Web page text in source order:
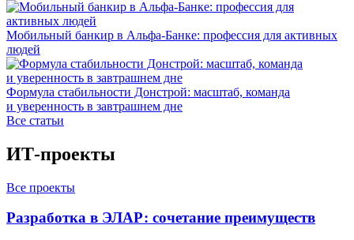
Мобильный банкир в Альфа-Банке: профессия для активных
людей
Формула стабильности Донстрой: масштаб, команда
и уверенность в завтрашнем дне
Все статьи
ИТ-проекты
Все проекты
Разработка в ЭЛАР: сочетание преимуществ